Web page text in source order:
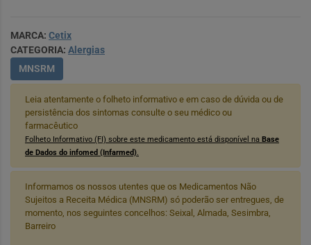
MARCA: Cetix
CATEGORIA: Alergias
MNSRM
Leia atentamente o folheto informativo e em caso de dúvida ou de
persistência dos sintomas consulte o seu médico ou
farmacêutico
Folheto Informativo (FI) sobre este medicamento está disponível na Base
de Dados do infomed (Infarmed)
Informamos os nossos utentes que os Medicamentos Não
Sujeitos a Receita Médica (MNSRM) só poderão ser entregues, de
momento, nos seguintes concelhos: Seixal, Almada, Sesimbra,
Barreiro